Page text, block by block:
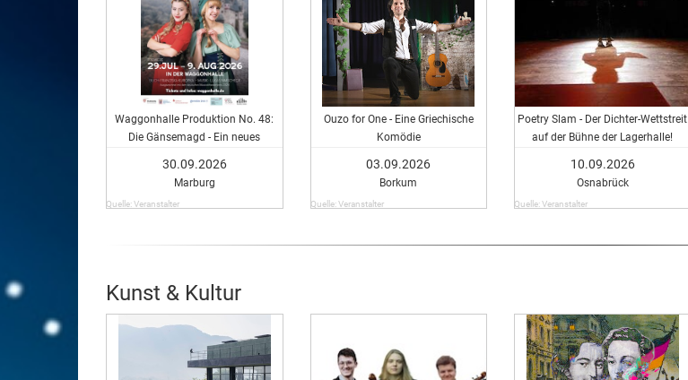
Waggonhalle Produktion No. 48:
Die Gänsemagd - Ein neues
30.09.2026
Marburg
Quelle: Veranstalter
Ouzo for One - Eine Griechische
Komödie
03.09.2026
Borkum
Quelle: Veranstalter
Poetry Slam - Der Dichter-Wettstreit
auf der Bühne der Lagerhalle!
10.09.2026
Osnabrück
Quelle: Veranstalter
Kunst & Kultur